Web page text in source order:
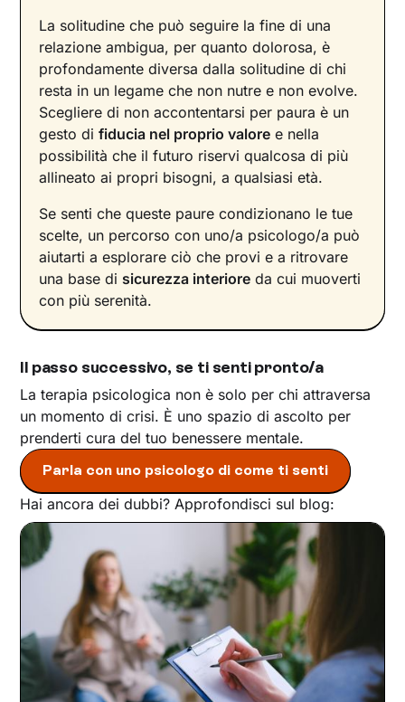
La solitudine che può seguire la fine di una
relazione ambigua, per quanto dolorosa, è
profondamente diversa dalla solitudine di chi
resta in un legame che non nutre e non evolve.
Scegliere di non accontentarsi per paura è un
gesto difiducia nel proprio valore e nella
possibilità che il futuro riservi qualcosa di più
allineato ai propri bisogni, a qualsiasi età.
Se senti che queste paure condizionano le tue
scelte, un percorso con uno/a psicologo/a può
aiutarti a esplorare ciò che provi e a ritrovare
una base di sicurezza interiore da cui muoverti
con più serenità.
Il passo successivo, se ti senti pronto/a
La terapia psicologica non è solo per chi attraversa
un momento di crisi. È uno spazio di ascolto per
prenderti cura del tuo benessere mentale.
Parla con uno psicologo di come ti senti
Hai ancora dei dubbi? Approfondisci sul blog: